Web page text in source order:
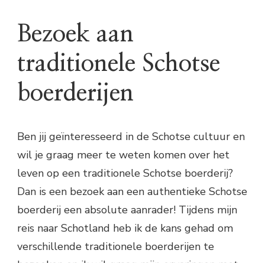
Bezoek aan
traditionele Schotse
boerderijen
Ben jij geïnteresseerd in de Schotse cultuur en
wil je graag meer te weten komen over het
leven op een traditionele Schotse boerderij?
Dan is een bezoek aan een authentieke Schotse
boerderij een absolute aanrader! Tijdens mijn
reis naar Schotland heb ik de kans gehad om
verschillende traditionele boerderijen te